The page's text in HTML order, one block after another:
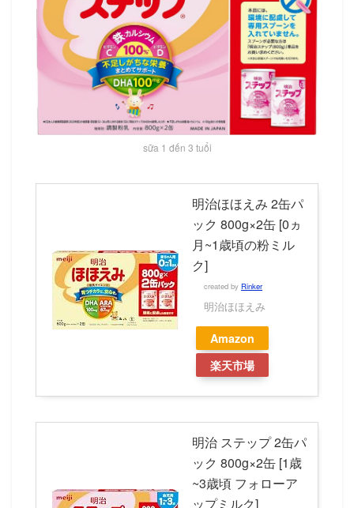
sữa 1 đến 3 tuổi
明治ほほえみ 2缶パ
ック 800g×2缶 [0ヵ
月~1歳頃の粉ミル
ク]
created by Rinker
明治ほほえみ
Amazon
楽天市場
明治 ステップ 2缶パ
ック 800g×2缶 [1歳
~3歳頃 フォローア
ップミルク]